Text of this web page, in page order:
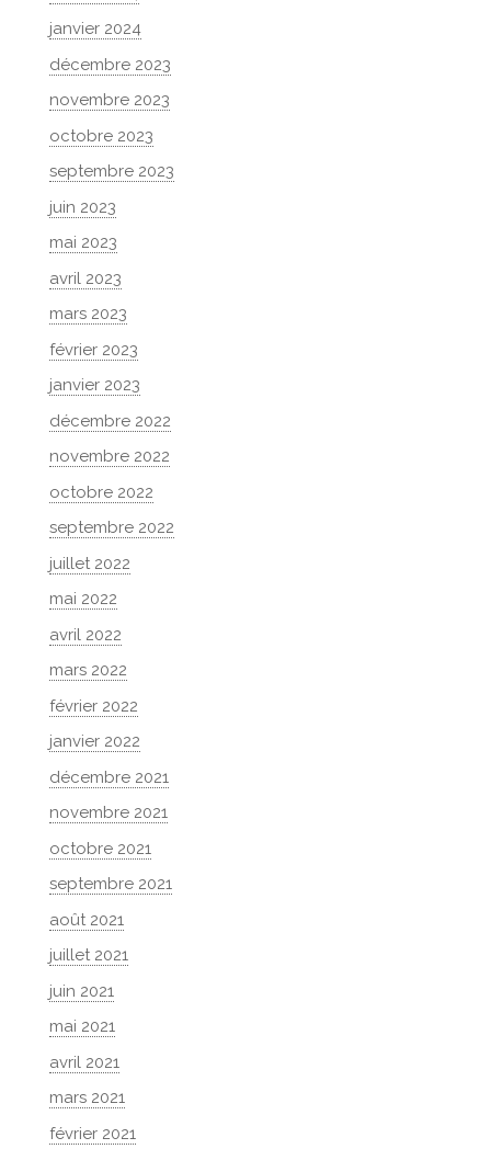
janvier 2024
décembre 2023
novembre 2023
octobre 2023
septembre 2023
juin 2023
mai 2023
avril 2023
mars 2023
février 2023
janvier 2023
décembre 2022
novembre 2022
octobre 2022
septembre 2022
juillet 2022
mai 2022
avril 2022
mars 2022
février 2022
janvier 2022
décembre 2021
novembre 2021
octobre 2021
septembre 2021
août 2021
juillet 2021
juin 2021
mai 2021
avril 2021
mars 2021
février 2021